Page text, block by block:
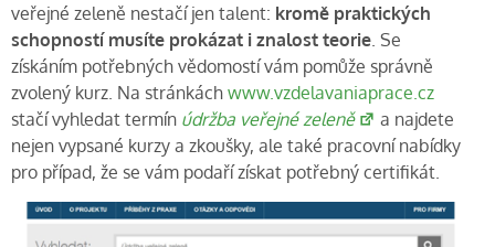
veřejné zeleně nestačí jen talent: kromě praktických
schopností musíte prokázat i znalost teorie. Se
získáním potřebných vědomostí vám pomůže správně
zvolený kurz. Na stránkách www.vzdelavaniaprace.cz
stačí vyhledat termín údržba veřejné zeleně
a najdete
nejen vypsané kurzy a zkoušky, ale také pracovní nabídky
pro případ, že se vám podaří získat potřebný certifikát.